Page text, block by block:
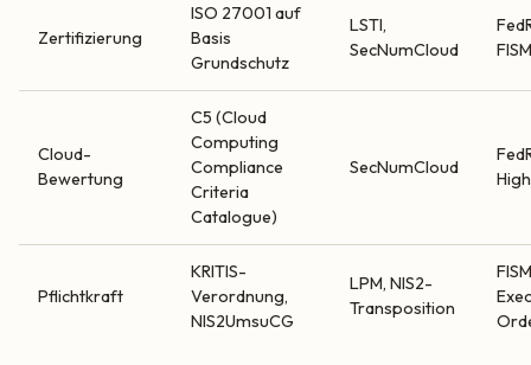
Zertifizierung
ISO 27001 auf
Basis
Grundschutz
LSTI,
SecNumCloud
Cloud-
Bewertung
C5 (Cloud
Computing
Compliance
Criteria
Catalogue)
SecNumCloud
Pflichtkraft
KRITIS-
Verordnung,
NIS2UmsuCG
LPM, NIS2-
Transposition